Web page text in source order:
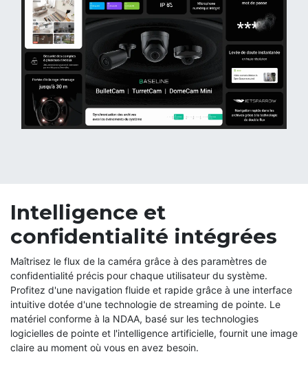
Intelligence et
confidentialité intégrées
Maîtrisez le flux de la caméra grâce à des paramètres de
confidentialité précis pour chaque utilisateur du système.
Profitez d'une navigation fluide et rapide grâce à une interface
intuitive dotée d'une technologie de streaming de pointe. Le
matériel conforme à la NDAA, basé sur les technologies
logicielles de pointe et l'intelligence artificielle, fournit une image
claire au moment où vous en avez besoin.